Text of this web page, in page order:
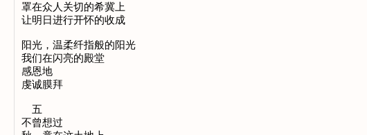
罩在众人关切的希冀上
让明日进行开怀的收成
阳光，温柔纤指般的阳光
我们在闪亮的殿堂
感恩地
虔诚膜拜
五
不曾想过